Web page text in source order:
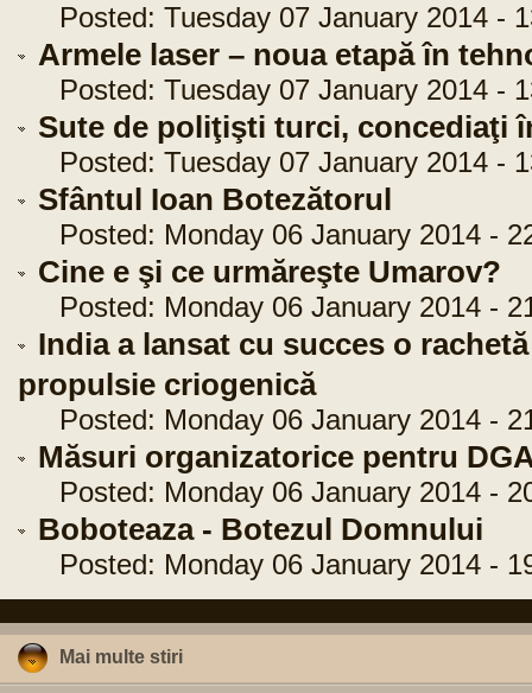
Posted: Tuesday 07 January 2014 -
Armele laser – noua etapă în
Posted: Tuesday 07 January 2014 -
Sute de poliţişti turci, concediaţi
Posted: Tuesday 07 January 2014 -
Sfântul Ioan Botezătorul
Posted: Monday 06 January 2014 -
Cine e şi ce urmăreşte Umarov?
Posted: Monday 06 January 2014 -
India a lansat cu succes o
propulsie criogenică
Posted: Monday 06 January 2014 -
Măsuri organizatorice pentru
Posted: Monday 06 January 2014 -
Boboteaza - Botezul Domnului
Posted: Monday 06 January 2014 -
Mai multe stiri